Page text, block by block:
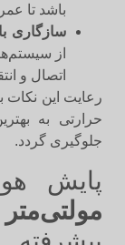
باشد تا عمر
سازگاری با
از
اتصال و
رعایت این نکات
حرارتی به
جلوگیری گردد.
پایش
مولتی‌متر